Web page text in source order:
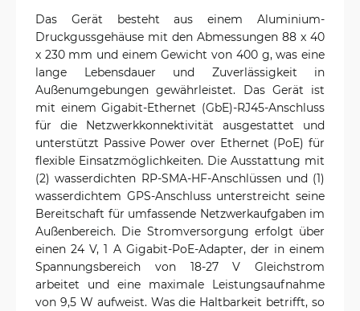
Das Gerät besteht aus einem Aluminium-
Druckgussgehäuse mit den Abmessungen 88 x 40
x 230 mm und einem Gewicht von 400 g, was eine
lange Lebensdauer und Zuverlässigkeit in
Außenumgebungen gewährleistet. Das Gerät ist
mit einem Gigabit-Ethernet (GbE)-RJ45-Anschluss
für die Netzwerkkonnektivität ausgestattet und
unterstützt Passive Power over Ethernet (PoE) für
flexible Einsatzmöglichkeiten. Die Ausstattung mit
(2) wasserdichten RP-SMA-HF-Anschlüssen und (1)
wasserdichtem GPS-Anschluss unterstreicht seine
Bereitschaft für umfassende Netzwerkaufgaben im
Außenbereich. Die Stromversorgung erfolgt über
einen 24 V, 1 A Gigabit-PoE-Adapter, der in einem
Spannungsbereich von 18-27 V Gleichstrom
arbeitet und eine maximale Leistungsaufnahme
von 9,5 W aufweist. Was die Haltbarkeit betrifft, so